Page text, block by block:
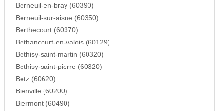
Berneuil-en-bray (60390)
Berneuil-sur-aisne (60350)
Berthecourt (60370)
Bethancourt-en-valois (60129)
Bethisy-saint-martin (60320)
Bethisy-saint-pierre (60320)
Betz (60620)
Bienville (60200)
Biermont (60490)